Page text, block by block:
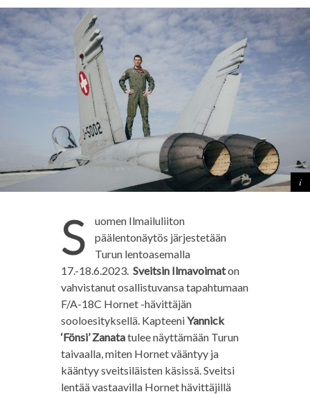
S
uomen Ilmailuliiton
päälentonäytös järjestetään
Turun lentoasemalla
17.-18.6.2023. Sveitsin Ilmavoimaton
vahvistanut osallistuvansa tapahtumaan
F/A-18C Hornet -hävittäjän
sooloesityksellä. KapteeniYannick
‘Fönsi’ Zanatatulee näyttämään Turun
taivaalla, miten Hornet vääntyy ja
kääntyy sveitsiläisten käsissä. Sveitsi
lentää vastaavilla Hornet hävittäjillä